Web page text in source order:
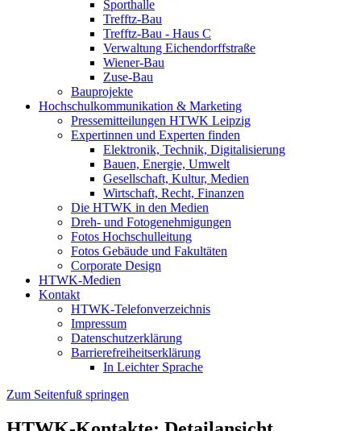
Sporthalle
Trefftz-Bau
Trefftz-Bau - Haus C
Verwaltung Eichendorffstraße
Wiener-Bau
Zuse-Bau
Bauprojekte
Hochschulkommunikation & Marketing
Pressemitteilungen HTWK Leipzig
Expertinnen und Experten finden
Elektronik, Technik, Digitalisierung
Bauen, Energie, Umwelt
Gesellschaft, Kultur, Medien
Wirtschaft, Recht, Finanzen
Die HTWK in den Medien
Dreh- und Fotogenehmigungen
Fotos Hochschulleitung
Fotos Gebäude und Fakultäten
Corporate Design
HTWK-Medien
Kontakt
HTWK-Telefonverzeichnis
Impressum
Datenschutzerklärung
Barrierefreiheitserklärung
In Leichter Sprache
Zum Seitenfuß springen